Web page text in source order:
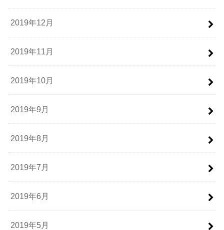
2019年12月
2019年11月
2019年10月
2019年9月
2019年8月
2019年7月
2019年6月
2019年5月